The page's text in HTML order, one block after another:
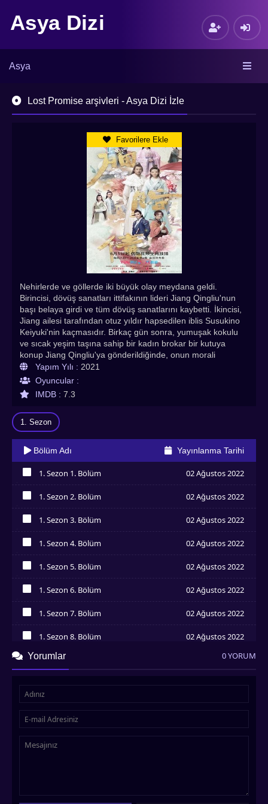
Asya Dizi
Asya
Lost Promise arşivleri - Asya Dizi İzle
Favorilere Ekle
Nehirlerde ve göllerde iki büyük olay meydana geldi.
Birincisi, dövüş sanatları ittifakının lideri Jiang Qingliu'nun
başı belaya girdi ve tüm dövüş sanatlarını kaybetti. İkincisi,
Jiang ailesi tarafından otuz yıldır hapsedilen iblis Susukino
Keiyuki'nin kaçmasıdır. Birkaç gün sonra, yumuşak kokulu
ve sıcak yeşim taşına sahip bir kadın brokar bir kutuya
konup Jiang Qingliu'ya gönderildiğinde, onun morali
bozuktu. Kutunun içinde yatan kişi, kendisini yaraladıktan
sonra kaçan Keiyuki Susukino'ydu. Jiang ailesinin hapsettiği
iblisin sadece bir "kadın cinsiyetçi" olduğu utancını örtbas
etmek için, Jiang Qingliu onun altın evde bir sapık olduğunu
kabul etmek zorunda kaldı ve onu beklemesi için kendi
evine yerleştirdi. Susukino Keiyuki'nin tüm kalbiyle peşinde
olduğu 30 yıl önceki kan mezbahasının katili, aslında
ayrılmaz bir şekilde Jiang Qingliu ile bağlantılıydı. Lost
Promise Türkçe altyazılı izle seçeneğiyle Asyadiziizle.com
adresinde sizleri bekliyor. Herkese iyi seyirler dileriz.
Yapım Yılı : 2021
Oyuncular :
IMDB : 7.3
1. Sezon
Bölüm Adı Yayınlanma Tarihi
1. Sezon 1. Bölüm 02 Ağustos 2022
1. Sezon 2. Bölüm 02 Ağustos 2022
1. Sezon 3. Bölüm 02 Ağustos 2022
1. Sezon 4. Bölüm 02 Ağustos 2022
1. Sezon 5. Bölüm 02 Ağustos 2022
1. Sezon 6. Bölüm 02 Ağustos 2022
1. Sezon 7. Bölüm 02 Ağustos 2022
İzledim
1. Sezon 8. Bölüm 02 Ağustos 2022
1. Sezon 9. Bölüm 02 Ağustos 2022
İzledim
İzledim
İzledim
1. Sezon 13. Bölüm
Yorumlar 0 YORUM